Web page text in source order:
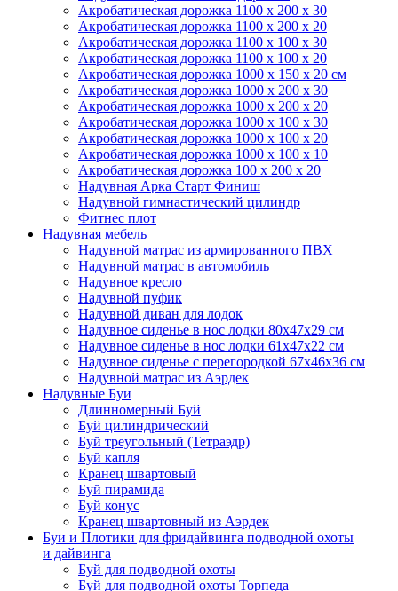
Акробатическая дорожка 1100 x 200 x 30
Акробатическая дорожка 1100 x 200 x 20
Акробатическая дорожка 1100 x 100 x 30
Акробатическая дорожка 1100 x 100 x 20
Акробатическая дорожка 1000 x 150 x 20 см
Акробатическая дорожка 1000 x 200 x 30
Акробатическая дорожка 1000 x 200 x 20
Акробатическая дорожка 1000 x 100 x 30
Акробатическая дорожка 1000 x 100 x 20
Акробатическая дорожка 1000 x 100 x 10
Акробатическая дорожка 100 x 200 x 20
Надувная Арка Старт Финиш
Надувной гимнастический цилиндр
Фитнес плот
Надувная мебель
Надувной матрас из армированного ПВХ
Надувной матрас в автомобиль
Надувное кресло
Надувной пуфик
Надувной диван для лодок
Надувное сиденье в нос лодки 80х47х29 см
Надувное сиденье в нос лодки 61х47х22 см
Надувное сиденье с перегородкой 67х46х36 см
Надувной матрас из Аэрдек
Надувные Буи
Длинномерный Буй
Буй цилиндрический
Буй треугольный (Тетраэдр)
Буй капля
Кранец швартовый
Буй пирамида
Буй конус
Кранец швартовный из Аэрдек
Буи и Плотики для фридайвинга подводной охоты
и дайвинга
Буй для подводной охоты
Буй для подводной охоты Торпеда